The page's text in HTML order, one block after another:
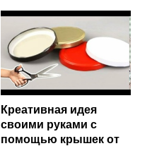
Креативная идея
своими руками с
помощью крышек от